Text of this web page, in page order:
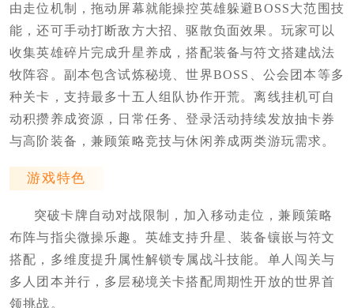
由走位机制，拖动屏幕就能操控英雄躲避BOSS大范围技
能，还可手动打断敌方大招、驱散负面效果。玩家可以
收集英雄碎片完成升星养成，搭配装备与符文搭建战法
牧阵容。副本包含试炼秘境、世界BOSS、公会团本等多
种关卡，支持最多十五人组队协作开荒。离线挂机可自
动积攒养成资源，日常任务、登录活动持续发放抽卡券
与高阶装备，兼顾策略竞技与休闲养成两类游玩需求。
游戏特色
突破卡牌自动对战限制，加入移动走位，兼顾策略
布阵与指尖微操乐趣。英雄支持升星、装备镶嵌与符文
搭配，多维度提升属性解锁专属战斗技能。单人闯关与
多人团本并行，多层秘境关卡搭配周期性开放的世界首
领挑战。